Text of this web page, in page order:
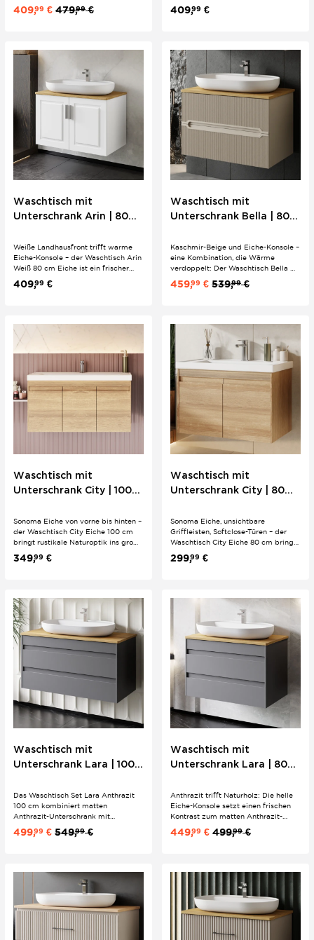
ins große Badezimmer – verchromte
Konsole inklusive.
409,99 € 479,99€
Landhausfront mit warmer Eiche-
mittelgroße...
409,99 €
Waschtisch mit
Unterschrank Arin | 80
Eiche
Weiße Landhausfront trifft warme
Eiche-Konsole – der Waschtisch Arin
Weiß 80 cm Eiche ist ein frischer
Badezimmer. Ovales Keramik-
409,99 €
Waschtisch mit
Unterschrank Bella | 80
Boho Stil Riffeloptik
Kaschmir-Beige und Eiche-Konsole –
eine Kombination, die Wärme
verdoppelt: Der Waschtisch Bella 80
Riffeloptik der Bella-Serie mit einer
inklusive.
459,99 € 539,99€
Waschtisch mit
Unterschrank City | 100
Sonoma Eiche von vorne bis hinten –
der Waschtisch City Eiche 100 cm
bringt rustikale Naturoptik ins große
Griffleisten, Softclose-Türen und ein
349,99 €
Waschtisch mit
Unterschrank City | 80
Sonoma Eiche, unsichtbare
Griffleisten, Softclose-Türen – der
Waschtisch City Eiche 80 cm bringt
Badezimmer ohne Schnörkel.
299,99 €
Waschtisch mit
Unterschrank Lara | 100
Minimalistisches Design
Das Waschtisch Set Lara Anthrazit
100 cm kombiniert matten
Anthrazit-Unterschrank mit
naturnahen Eiche-Konsole. Das ovale
499,99 € 549,99€
Waschtisch mit
Unterschrank Lara | 80
Minimalistisches Design
Anthrazit trifft Naturholz: Die helle
Eiche-Konsole setzt einen frischen
Kontrast zum matten Anthrazit-
Schubladen. Das ovale Keramik-
449,99 € 499,99€